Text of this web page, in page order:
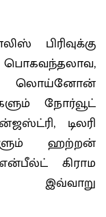
பிரிவுக்கு
லொய்னோன்
நோர்வூட்
டிலரி
ஹற்றன்
கிராம